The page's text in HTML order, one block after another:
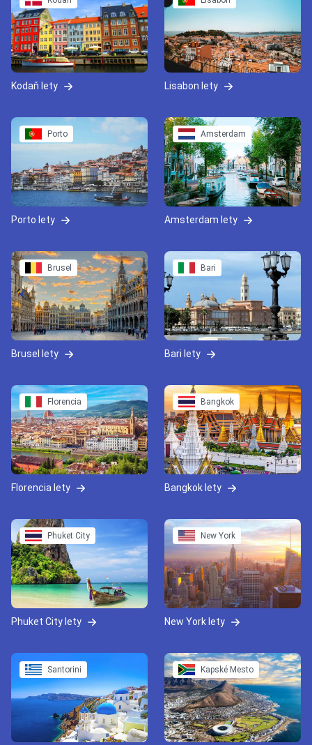
Kodaň lety Lisabon lety
Porto
Porto lety
Amsterdam
Amsterdam lety
Brusel
Brusel lety
Bari
Bari lety
Florencia
Florencia lety
Bangkok
Bangkok lety
Phuket City
Phuket City lety
New York
New York lety
Santorini Kapské Mesto